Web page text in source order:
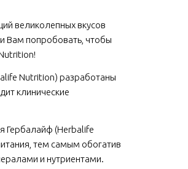
великолепных вкусов
Вам попробовать, чтобы
Nutrition) разработаны
клинические
Гербалайф (Herbalife
тем самым обогатив
и нутриентами.